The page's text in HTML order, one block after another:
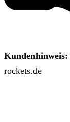
Kundenhinweis:
rockets.de